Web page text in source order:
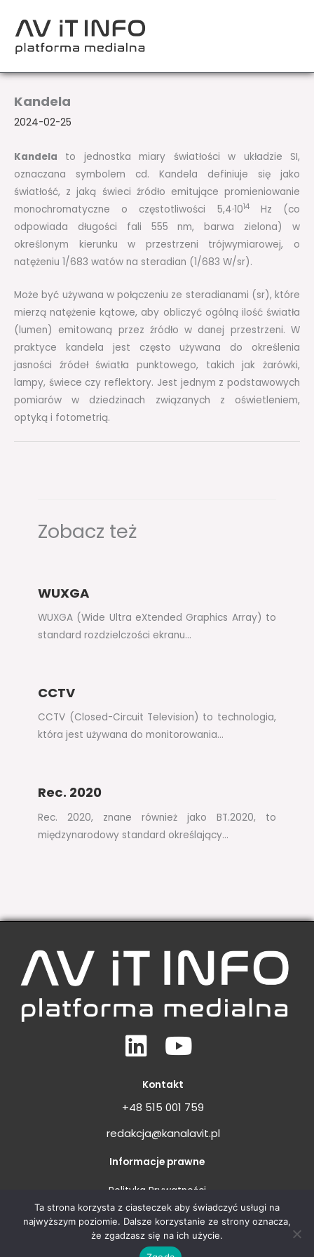
treści
Kandela
2024-02-25
Kandela to jednostka miary światłości w układzie SI,
oznaczana symbolem cd. Kandela definiuje się jako
światłość, z jaką świeci źródło emitujące promieniowanie
monochromatyczne o częstotliwości 5,4·1014Hz (co
odpowiada długości fali 555 nm, barwa zielona) w
określonym kierunku w przestrzeni trójwymiarowej, o
natężeniu 1/683 watów na steradian (1/683 W/sr).
Może być używana w połączeniu ze steradianami (sr), które
mierzą natężenie kątowe, aby obliczyć ogólną ilość światła
(lumen) emitowaną przez źródło w danej przestrzeni. W
praktyce kandela jest często używana do określenia
jasności źródeł światła punktowego, takich jak żarówki,
lampy, świece czy reflektory. Jest jednym z podstawowych
pomiarów w dziedzinach związanych z oświetleniem,
optyką i fotometrią.
Zobacz też
WUXGA
WUXGA (Wide Ultra eXtended Graphics Array) to
standard rozdzielczości ekranu…
CCTV
CCTV (Closed-Circuit Television) to technologia,
która jest używana do monitorowania…
Rec. 2020
Rec. 2020, znane również jako BT.2020, to
międzynarodowy standard określający…
LinkedinYoutube
Kontakt
+48 515 001 759
redakcja@kanalavit.pl
Informacje prawne
Polityka Prywatności
Regulamin
Ta strona korzysta z ciasteczek aby świadczyć usługi na
najwyższym poziomie. Dalsze korzystanie ze strony oznacza,
że zgadzasz się na ich użycie.